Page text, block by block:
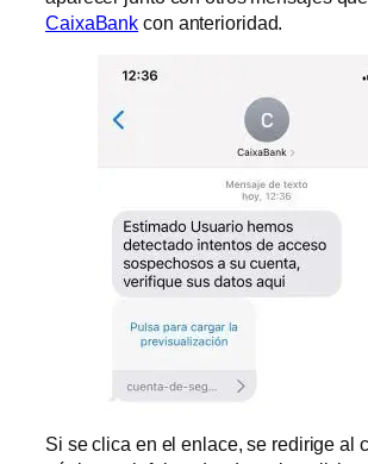
CaixaBank con anterioridad.
Si se clica en el enlace, se redirige al